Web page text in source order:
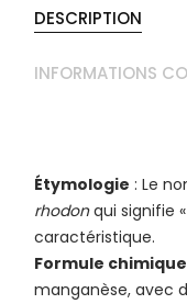
DESCRIPTION
INFORMATIONS
Étymologie : Le
rhodonqui signifie
caractéristique.
Formule chimique
manganèse, avec